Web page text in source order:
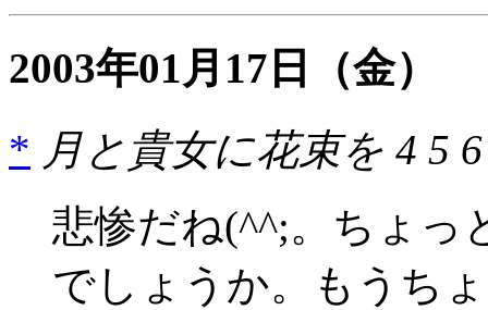
2003年01月17日
（金）
* 月と貴女に花束を 4 5
悲惨だね(^^;。ちょっ
でしょうか。もうち